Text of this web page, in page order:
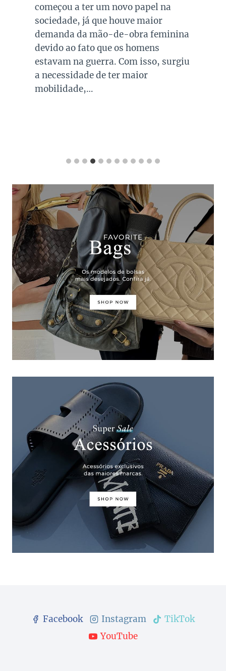
começou a ter um novo papel na
sociedade, já que houve maior
demanda da mão-de-obra feminina
devido ao fato que os homens
estavam na guerra. Com isso, surgiu
a necessidade de ter maior
mobilidade,…
Facebook Instagram
TikTok
YouTube